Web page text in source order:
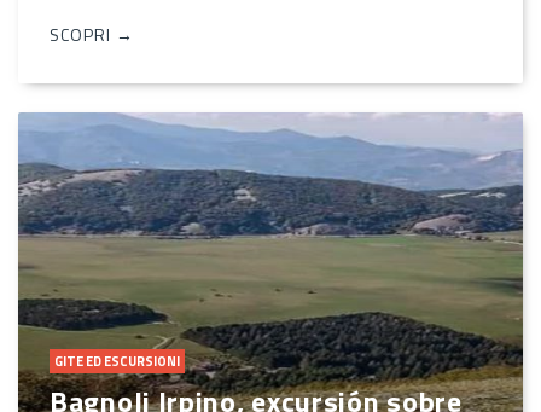
SCOPRI →
GITE ED ESCURSIONI
Bagnoli Irpino, excursión sobre